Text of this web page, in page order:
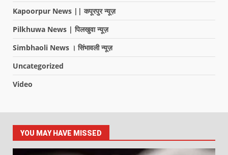
Kapoorpur News || कपूरपुर न्यूज़
Pilkhuwa News | पिलखुवा न्यूज़
Simbhaoli News । सिंभावली न्यूज़
Uncategorized
Video
YOU MAY HAVE MISSED